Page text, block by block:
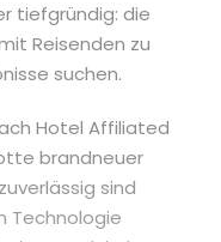
tiefgründig: die
Reisenden zu
suchen.
Hotel Affiliated
brandneuer
sind
Technologie